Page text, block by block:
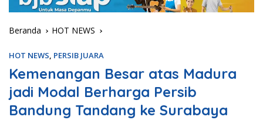
Beranda HOT NEWS
HOT NEWS, PERSIB JUARA
Kemenangan Besar atas Madura
jadi Modal Berharga Persib
Bandung Tandang ke Surabaya